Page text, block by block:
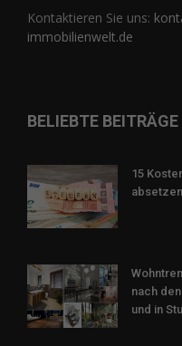
Kontaktieren Sie uns:
immobilienwelt.de
BELIEBTE BEITRÄGE
15
nach
und in